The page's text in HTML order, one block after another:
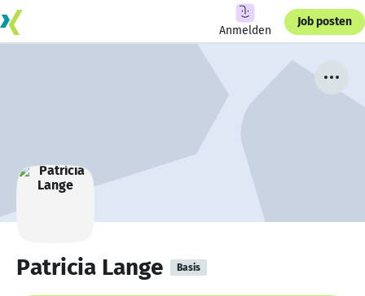
Anmelden
Job posten
Patricia Lange Basis